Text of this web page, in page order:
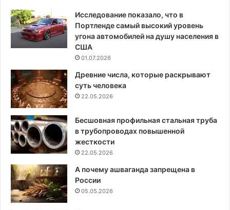
Исследование показало, что в
Портленде самый высокий уровень
угона автомобилей на душу населения в
США
01.07.2026
Древние числа, которые раскрывают
суть человека
22.05.2026
Бесшовная профильная стальная труба
в трубопроводах повышенной
жесткости
22.05.2026
А почему ашваганда запрещена в
России
05.05.2026